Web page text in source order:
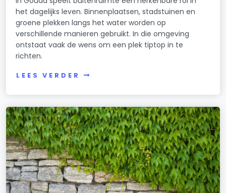
het dagelijks leven. Binnenplaatsen, stadstuinen en
groene plekken langs het water worden op
verschillende manieren gebruikt. In die omgeving
ontstaat vaak de wens om een plek tiptop in te
richten.
LEES VERDER